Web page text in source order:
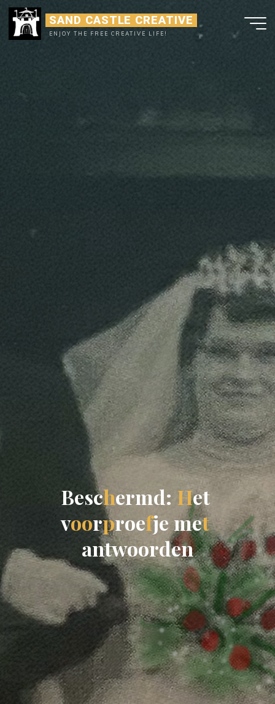
Ga
naar
de
SAND CASTLE CREATIVE
ENJOY THE FREE CREATIVE LIFE!
Beschermd: Het
voorproefje met
antwoorden